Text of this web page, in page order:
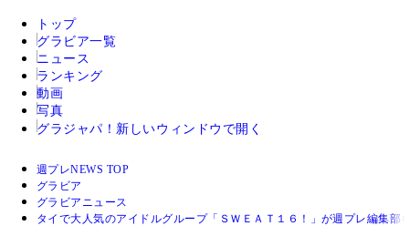
トップ
グラビア一覧
ニュース
ランキング
動画
写真
グラジャパ！ 新しいウィンドウで開く
週プレNEWS TOP
グラビア
グラビアニュース
タイで大人気のアイドルグループ「ＳＷＥＡＴ１６！」が週プレ編集